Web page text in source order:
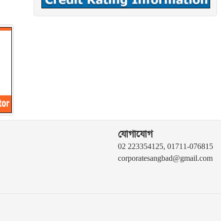
যোগাযোগ
02 223354125, 01711-076815
corporatesangbad@gmail.com